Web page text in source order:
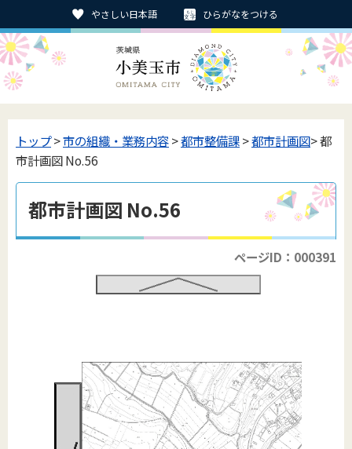
やさしい日本語 ひらがなをつける
トップ>市の組織・業務内容>都市整備課>都市計画図> 都
市計画図 No.56
都市計画図 No.56
ページID：000391